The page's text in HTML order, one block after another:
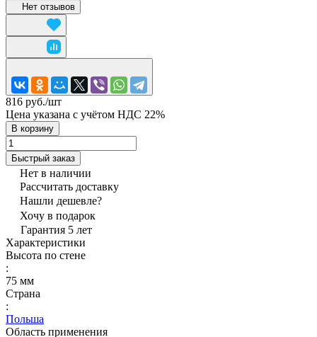
Нет отзывов
816 руб./шт
Цена указана с учётом НДС 22%
В корзину
Быстрый заказ
Нет в наличии
Рассчитать доставку
Нашли дешевле?
Хочу в подарок
Гарантия 5 лет
Характеристики
Высота по стене
:
75 мм
Страна
:
Польша
Область применения